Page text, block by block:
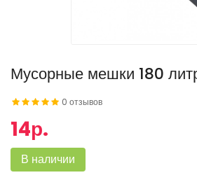
Мусорные мешки 180
0 отзывов
14р.
В наличии